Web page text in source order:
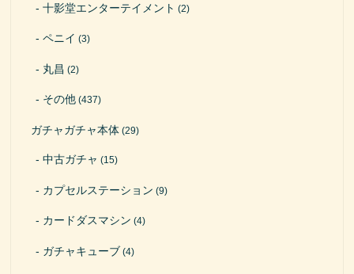
十影堂エンターテイメント (2)
ペニイ (3)
丸昌 (2)
その他 (437)
ガチャガチャ本体 (29)
中古ガチャ (15)
カプセルステーション (9)
カードダスマシン (4)
ガチャキューブ (4)